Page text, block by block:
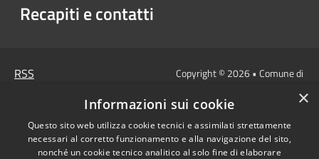
Recapiti e contatti
RSS
Cookie
Mappa del sito
Copyright © 2026 • Comune di
Municipium
redazione
×
Informazioni sui cookie
Questo sito web utilizza cookie tecnici e assimilati strettamente
necessari al corretto funzionamento e alla navigazione del sito,
nonché un cookie tecnico analitico al solo fine di elaborare